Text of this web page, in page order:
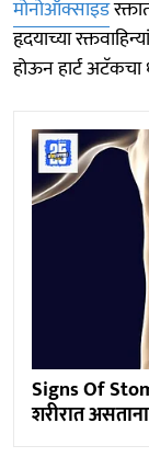
मोनोऑक्साइड
हृदयाच्या
होऊन हार्ट अटॅकचा
Signs Of
शरीरात